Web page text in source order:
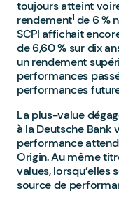
toujours atteint
rendement1 de 6 %
SCPI affichait
de 6,60 % sur dix
un rendement
performances
performances
La plus-value
à la Deutsche Bank
performance
Origin. Au même
values, lorsqu’elles
source de